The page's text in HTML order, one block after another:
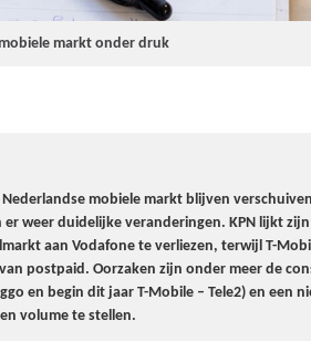
markt onder druk
mobiele markt blijven
weer duidelijke veranderingen. KPN lijkt zijn
aan Vodafone te verliezen, terwijl T-
postpaid. Oorzaken zijn onder meer de
en begin dit jaar T-Mobile – Tele2) en een
volume te stellen.